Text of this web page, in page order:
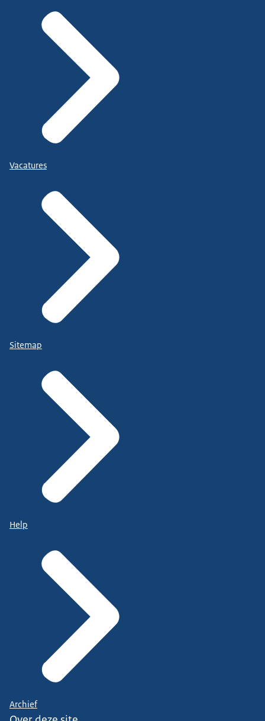
Vacatures
Sitemap
Help
Archief